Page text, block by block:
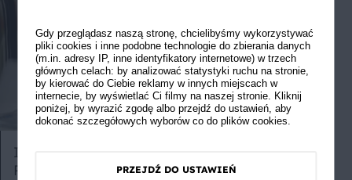
Ile waży szklanka mąki czy cukru?
Przelicznik miar i wag kuchennych
Gdy przeglądasz naszą stronę, chcielibyśmy wykorzystywać
pliki cookies i inne podobne technologie do zbierania danych
(m.in. adresy IP, inne identyfikatory internetowe) w trzech
głównych celach: by analizować statystyki ruchu na stronie,
by kierować do Ciebie reklamy w innych miejscach w
internecie, by wyświetlać Ci filmy na naszej stronie. Kliknij
poniżej, by wyrazić zgodę albo przejdź do ustawień, aby
dokonać szczegółowych wyborów co do plików cookies.
PRZEJDŹ DO USTAWIEŃ